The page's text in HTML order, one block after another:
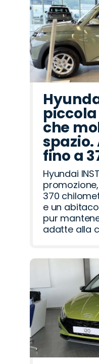
che
fino a
Hyundai
370
e un
pur
adatte alla